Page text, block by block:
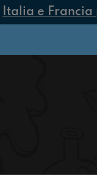
Italia e Francia